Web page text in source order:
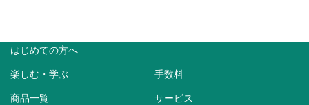
はじめての方へ
楽しむ・学ぶ 手数料
商品一覧 サービス